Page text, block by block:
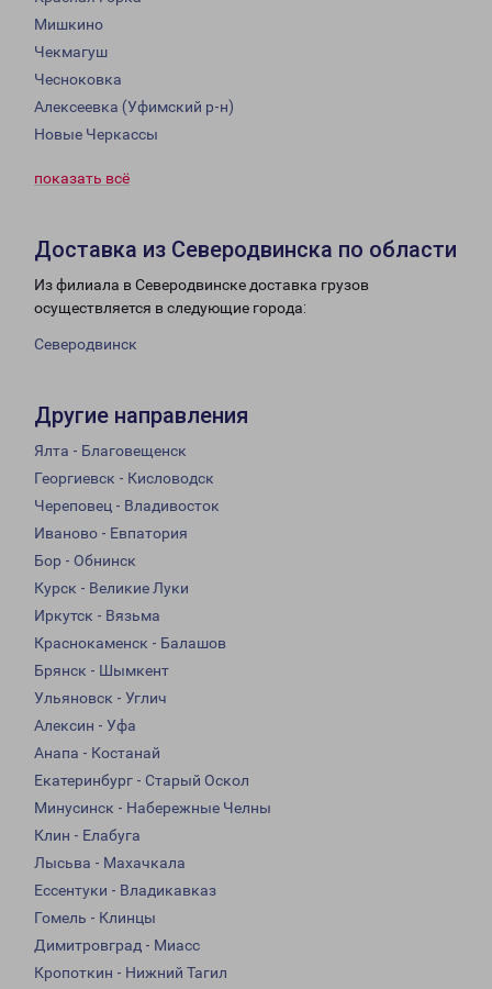
Мишкино
Чекмагуш
Чесноковка
Алексеевка (Уфимский р-н)
Новые Черкассы
показать всё
Доставка из Северодвинска по области
Из филиала в Северодвинске доставка грузов
осуществляется в следующие города:
Северодвинск
Другие направления
Ялта - Благовещенск
Георгиевск - Кисловодск
Череповец - Владивосток
Иваново - Евпатория
Бор - Обнинск
Курск - Великие Луки
Иркутск - Вязьма
Краснокаменск - Балашов
Брянск - Шымкент
Ульяновск - Углич
Алексин - Уфа
Анапа - Костанай
Екатеринбург - Старый Оскол
Минусинск - Набережные Челны
Клин - Елабуга
Лысьва - Махачкала
Ессентуки - Владикавказ
Гомель - Клинцы
Димитровград - Миасс
Кропоткин - Нижний Тагил